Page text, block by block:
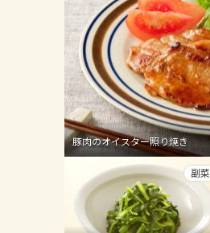
豚肉のオイスター照り焼き
副菜